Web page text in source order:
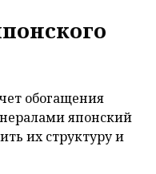
обогащения
японский
их структуру и